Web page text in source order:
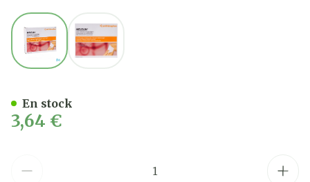
View larger imageView larger image
3,64 €
En stock